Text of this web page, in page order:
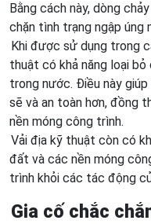
Bằng cách này, dòng
chặn tình trạng ngập úng
Khi được sử dụng trong
thuật có khả năng loại
trong nước. Điều này
sẽ và an toàn hơn, đồng
nền móng công trình.
Vải địa kỹ thuật còn có
đất và các nền móng
trình khỏi các tác động
Gia cố chắc